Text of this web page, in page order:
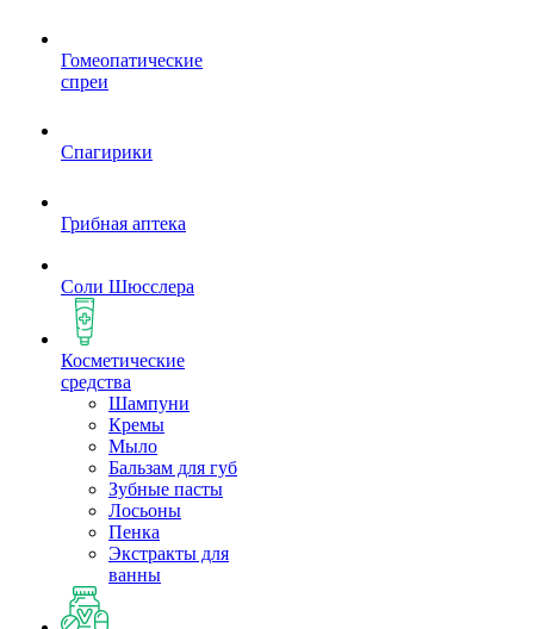
Гомеопатические
спреи
Спагирики
Грибная аптека
Соли Шюсслера
Косметические
средства
Шампуни
Кремы
Мыло
Бальзам для губ
Зубные пасты
Лосьоны
Пенка
Экстракты для
ванны